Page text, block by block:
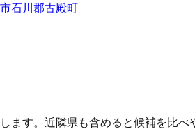
石川郡古殿町
す。近隣県も含めると候補を比べ